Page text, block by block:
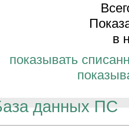
в
показывать
данных ПС